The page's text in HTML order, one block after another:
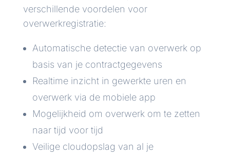
verschillende voordelen voor
overwerkregistratie:
Automatische detectie van overwerk op
basis van je contractgegevens
Realtime inzicht in gewerkte uren en
overwerk via de mobiele app
Mogelijkheid om overwerk om te zetten
naar tijd voor tijd
Veilige cloudopslag van al je